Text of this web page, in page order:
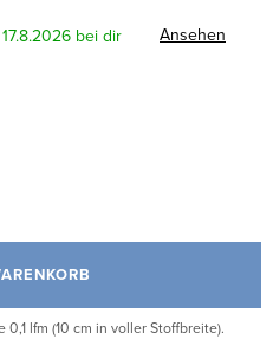
17.8.2026
Ansehen
lfm (10 cm in voller Stoffbreite).